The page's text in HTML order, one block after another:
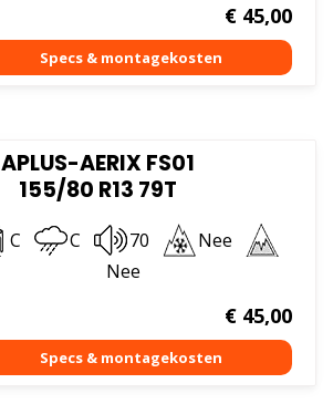
€45,00
APLUS-AERIX FS01
155/80 R13 79T
C C 70
Nee
Nee
€45,00